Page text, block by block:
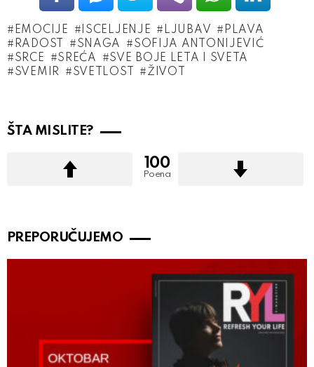
EMOCIJE ISCELJENJE LJUBAV
PLAVA
RADOST
SNAGA
SOFIJA ANTONIJEVIĆ
SRCE
SREĆA
SVE BOJE LETA I SVETA
SVEMIR
SVETLOST ŽIVOT
ŠTA MISLITE?
100
Poena
PREPORUČUJEMO